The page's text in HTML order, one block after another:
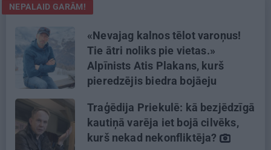
NEPALAID GARĀM!
«Nevajag kalnos tēlot varoņus!
Tie ātri noliks pie vietas.»
Alpīnists Atis Plakans, kurš
pieredzējis biedra bojāeju
Traģēdija Priekulē: kā bezjēdzīgā
kautiņā varēja iet bojā cilvēks,
kurš nekad nekonfliktēja?